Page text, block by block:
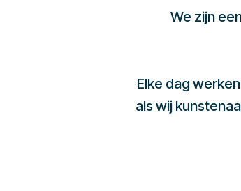
We zijn
Elke dag
als wij